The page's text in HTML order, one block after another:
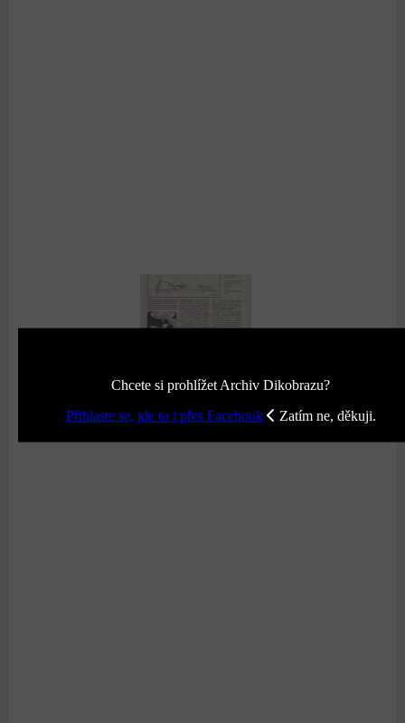
Chcete si prohlížet Archiv Dikobrazu?
Přihlaste se, jde to i přes Facebook
Zatím ne, děkuji.